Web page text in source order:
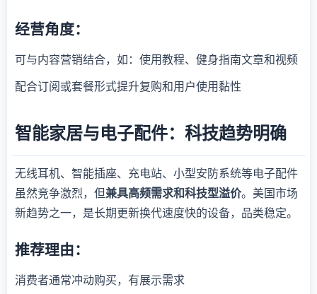
经营角度：
可与内容营销结合，如：使用教程、健身指南文章和视频
配合订阅或套餐形式提升复购和用户使用黏性
智能家居与电子配件：科技趋势明确
无线耳机、智能插座、充电站、小型安防系统等电子配件
虽然竞争激烈，但兼具高频需求和科技型溢价。美国市场
新趋势之一，是长期更新换代速度快的设备，品类稳定。
推荐理由：
消费者通常冲动购买，有展示需求